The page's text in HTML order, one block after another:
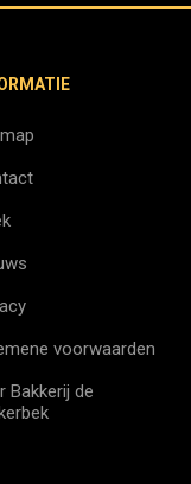
voorwaarden
Bakkerij de